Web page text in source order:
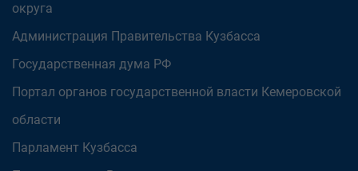
округа
Администрация Правительства Кузбасса
Государственная дума РФ
Портал органов государственной власти Кемеровской
области
Парламент Кузбасса